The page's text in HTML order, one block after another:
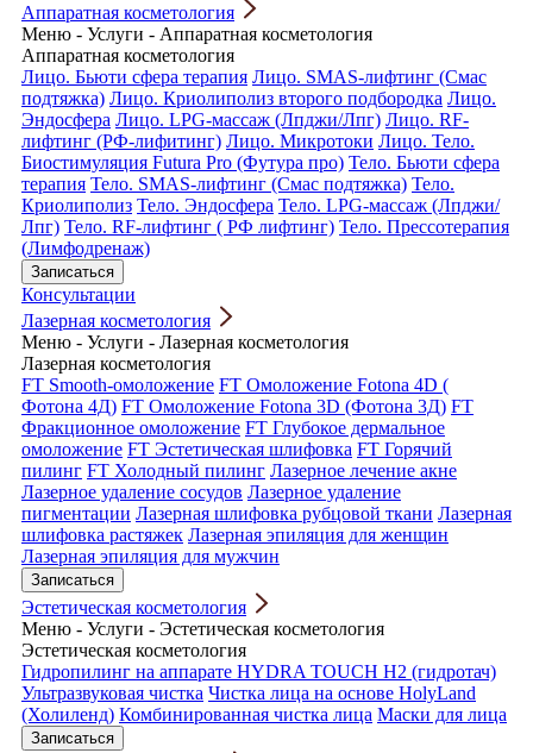
Аппаратная косметология
Меню - Услуги - Аппаратная косметология
Аппаратная косметология
Лицо. Бьюти сфера терапия Лицо. SMAS-лифтинг (Смас
подтяжка) Лицо. Криолиполиз второго подбородка Лицо.
Эндосфера Лицо. LPG-массаж (Лпджи/Лпг) Лицо. RF-
лифтинг (РФ-лифитинг) Лицо. Микротоки Лицо. Тело.
Биостимуляция Futura Pro (Футура про) Тело. Бьюти сфера
терапия Тело. SMAS-лифтинг (Смас подтяжка) Тело.
Криолиполиз Тело. Эндосфера Тело. LPG-массаж (Лпджи/
Лпг) Тело. RF-лифтинг ( РФ лифтинг) Тело. Прессотерапия
(Лимфодренаж)
Записаться
Консультации
Лазерная косметология
Меню - Услуги - Лазерная косметология
Лазерная косметология
FT Smooth-омоложение FT Омоложение Fotona 4D (
Фотона 4Д) FT Омоложение Fotona 3D (Фотона 3Д) FT
Фракционное омоложение FT Глубокое дермальное
омоложение FT Эстетическая шлифовка FT Горячий
пилинг FT Холодный пилинг Лазерное лечение акне
Лазерное удаление сосудов Лазерное удаление
пигментации Лазерная шлифовка рубцовой ткани Лазерная
шлифовка растяжек Лазерная эпиляция для женщин
Лазерная эпиляция для мужчин
Записаться
Эстетическая косметология
Меню - Услуги - Эстетическая косметология
Эстетическая косметология
Гидропилинг на аппарате HYDRA TOUCH H2 (гидротач)
Ультразвуковая чистка Чистка лица на основе HolyLand
(Холиленд) Комбинированная чистка лица Маски для лица
Записаться